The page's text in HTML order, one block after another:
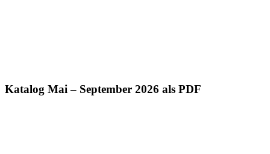
Katalog Mai – September 2026 als PDF